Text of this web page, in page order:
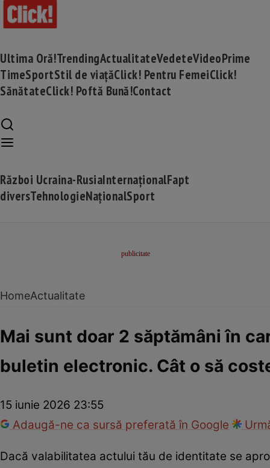
Ultima Oră!TrendingActualitateVedeteVideoPrime
TimeSportStil de viațăClick! Pentru FemeiClick!
SănătateClick! Poftă Bună!Contact
Război Ucraina-RusiaInternaționalFapt
diversTehnologieNaționalSport
HomeActualitate
Mai sunt doar 2 săptămâni în
buletin electronic. Cât o să
15 iunie 2026 23:55
Adaugă-ne ca sursă preferată în Google
Dacă valabilitatea actului tău de identitate se